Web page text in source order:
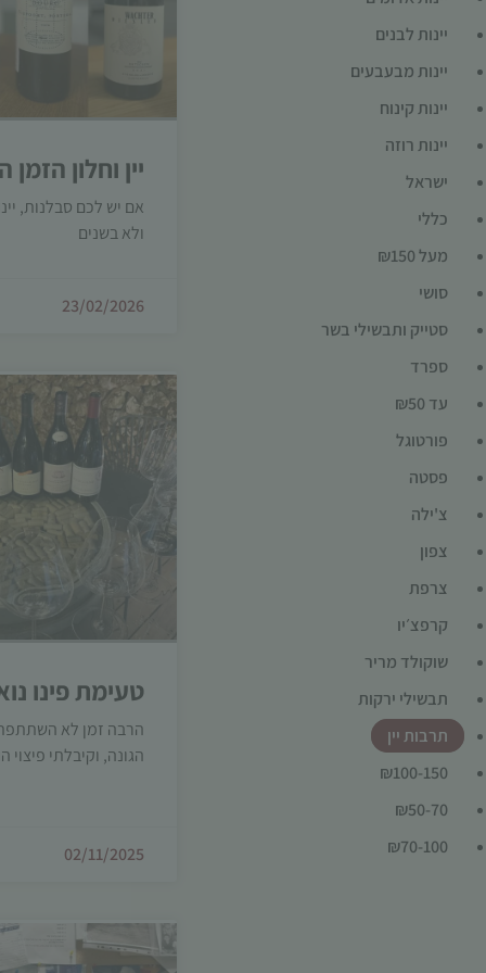
יינות לבנים
יינות מבעבעים
יינות קינוח
יינות רוזה
ישראל
כללי
מעל ₪150
סושי
סטייק ותבשילי בשר
ספרד
עד ₪50
פורטוגל
פסטה
צ'ילה
צפון
צרפת
קרפצ׳יו
שוקולד מריר
תבשילי ירקות
תרבות יין
₪100-150
₪50-70
₪70-100
יין וחלון הזמן
אם יש לכם סבלנות,
ולא בשנים
23/02/2026
טעימת פינו
הרבה זמן לא
הגונה, וקיבלתי פיצוי
02/11/2025